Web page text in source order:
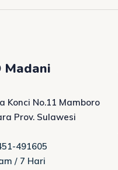
Madani
Konci No.11 Mamboro
Prov. Sulawesi
491605
/ 7 Hari